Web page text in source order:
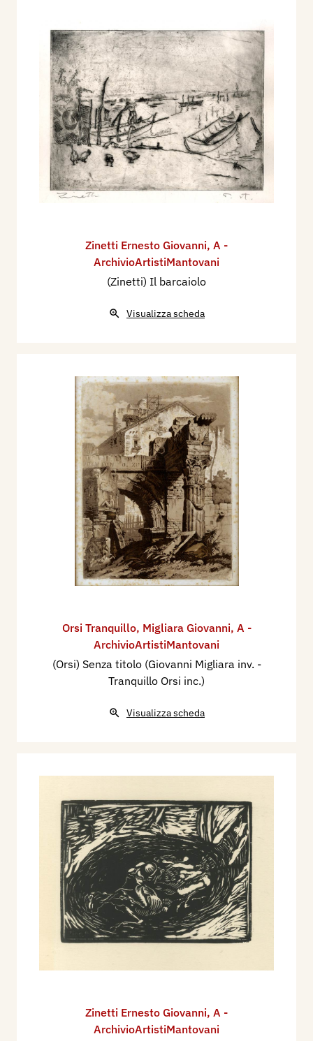
Zinetti Ernesto Giovanni, A -
ArchivioArtistiMantovani
(Zinetti) Il barcaiolo
Visualizza scheda
Orsi Tranquillo, Migliara Giovanni, A -
ArchivioArtistiMantovani
(Orsi) Senza titolo (Giovanni Migliara inv. -
Tranquillo Orsi inc.)
Visualizza scheda
Zinetti Ernesto Giovanni, A -
ArchivioArtistiMantovani